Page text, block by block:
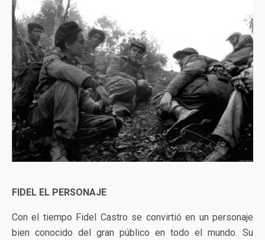
FIDEL EL PERSONAJE
Con el tiempo Fidel Castro se convirtió en un personaje
bien conocido del gran público en todo el mundo. Su